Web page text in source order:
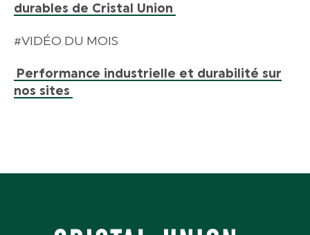
durables de Cristal Union
#VIDÉO DU MOIS
Performance industrielle et durabilité sur
nos sites